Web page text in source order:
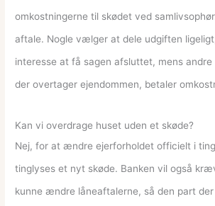
omkostningerne til skødet ved
aftale. Nogle vælger at dele udgiften
interesse at få sagen afsluttet, mens
der overtager ejendommen, betaler
Kan vi overdrage huset uden et skøde?
Nej, for at ændre ejerforholdet officielt i
tinglyses et nyt skøde. Banken vil også
kunne ændre låneaftalerne, så den part